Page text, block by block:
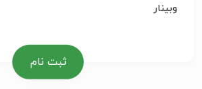
وبینار
ثبت نام